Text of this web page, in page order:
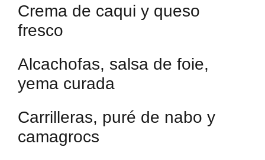
Crema de caqui y queso
fresco
Alcachofas, salsa de foie,
yema curada
Carrilleras, puré de nabo y
camagrocs